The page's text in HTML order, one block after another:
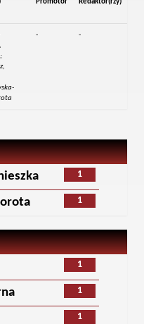
Promotor Redaktor(rzy)
- -
1
1
1
1
1